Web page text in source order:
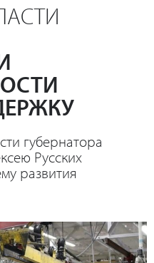
губернатора
Русских
развития